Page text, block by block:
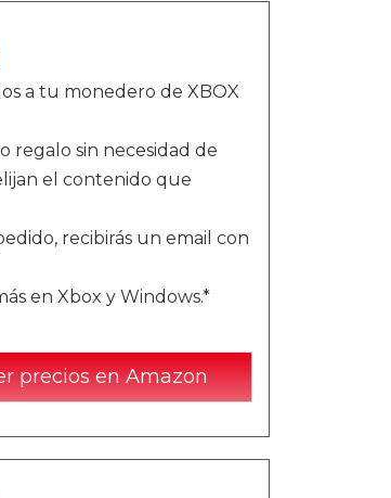
a tu monedero de XBOX
regalo sin necesidad de
el contenido que
recibirás un email con
en Xbox y Windows.*
precios en Amazon